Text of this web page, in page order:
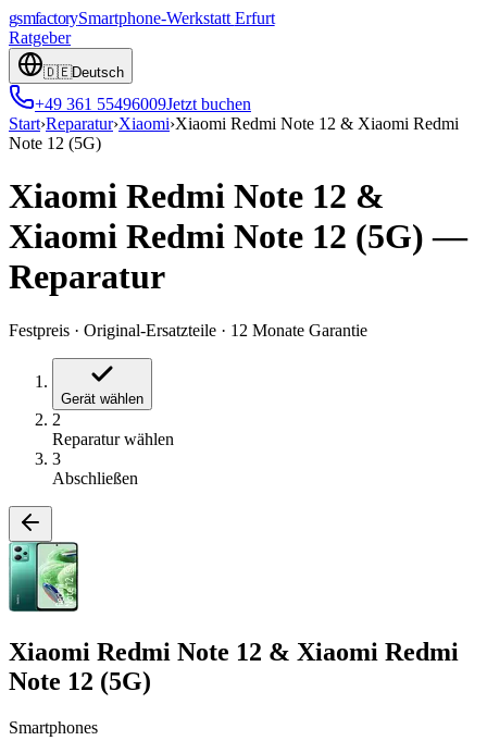
gsmfactorySmartphone-Werkstatt Erfurt
Ratgeber
🇩🇪Deutsch
+49 361 55496009Jetzt buchen
Start›Reparatur›Xiaomi›Xiaomi Redmi Note 12 & Xiaomi Redmi
Note 12 (5G)
Xiaomi Redmi Note 12 &
Xiaomi Redmi Note 12 (5G) —
Reparatur
Festpreis · Original-Ersatzteile · 12 Monate Garantie
Gerät wählen
2
Reparatur wählen
3
Abschließen
Xiaomi Redmi Note 12 & Xiaomi Redmi
Note 12 (5G)
Smartphones